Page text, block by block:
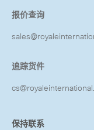
报价查询
追踪货件
保持联系